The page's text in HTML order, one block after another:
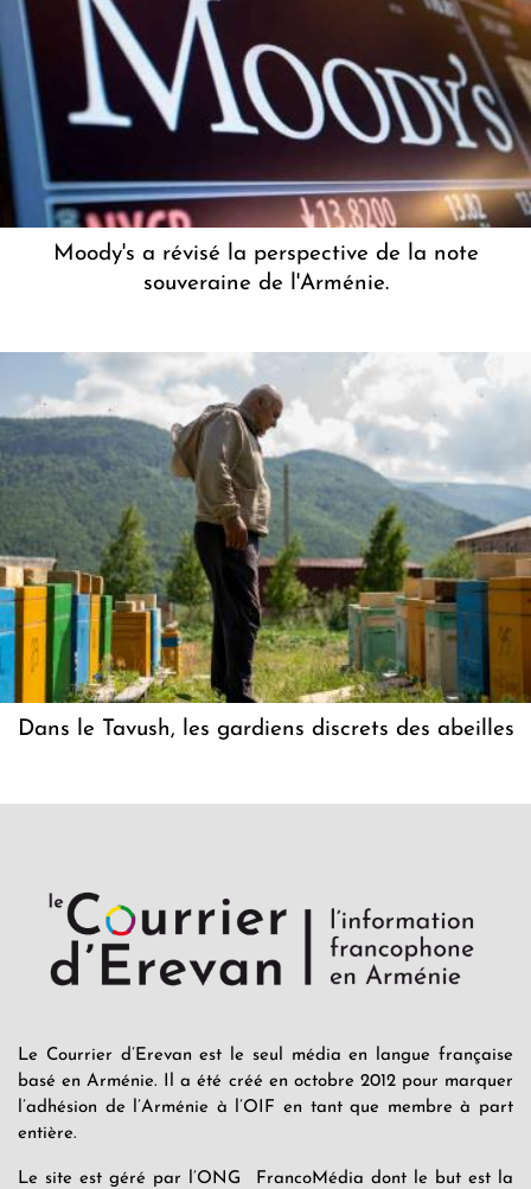
Moody's a révisé la perspective de la note
souveraine de l'Arménie.
Dans le Tavush, les gardiens discrets des abeilles
Le Courrier d’Erevan est le seul média en langue française
basé en Arménie. Il a été créé en octobre 2012 pour marquer
l’adhésion de l’Arménie à l’OIF en tant que membre à part
entière.
Le site est géré par l’ONG FrancoMédia dont le but est la